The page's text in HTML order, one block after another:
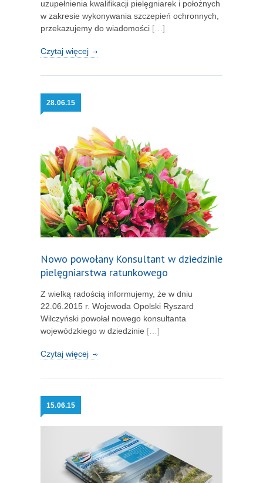
uzupełnienia kwalifikacji pielęgniarek i położnych
w zakresie wykonywania szczepień ochronnych,
przekazujemy do wiadomości […]
Czytaj więcej
28.06.15
Nowo powołany Konsultant w dziedzinie
pielęgniarstwa ratunkowego
Z wielką radością informujemy, że w dniu
22.06.2015 r. Wojewoda Opolski Ryszard
Wilczyński powołał nowego konsultanta
wojewódzkiego w dziedzinie […]
Czytaj więcej
15.06.15